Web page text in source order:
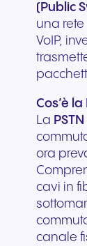
(Public
una rete
VoIP,
Cos’è la
La PSTN
ora
cavi in
canale